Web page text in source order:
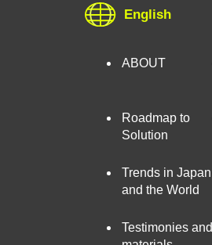
English
ABOUT
Roadmap to
Solution
Trends in Japan
and the World
Testimonies and